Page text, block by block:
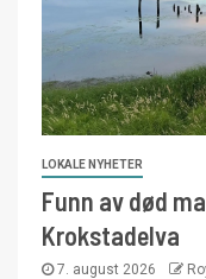
LOKALE NYHETER
Funn av død
Krokstadelva
7. august 2026